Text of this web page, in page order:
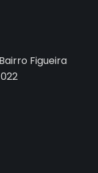
Figueira